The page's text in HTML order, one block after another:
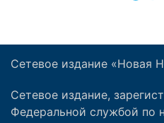
Сетевое издание «Новая
Сетевое издание,
Федеральной службой по